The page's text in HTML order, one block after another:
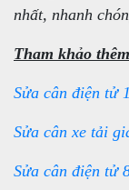
nhất, nhanh
Tham khảo thêm
Sửa cân điện tử
Sửa cân xe tải
Sửa cân điện tử